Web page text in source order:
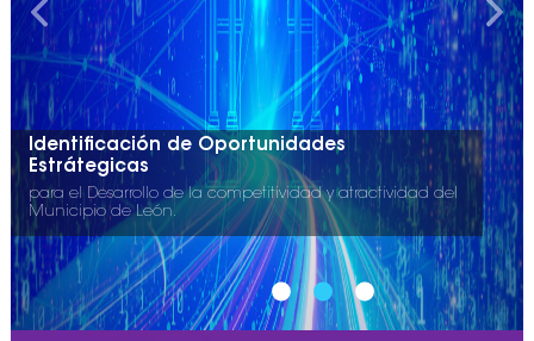
Identificación de Oportunidades
Estrátegicas
para el Desarrollo de la competitividad y atractividad del
Municipio de León.